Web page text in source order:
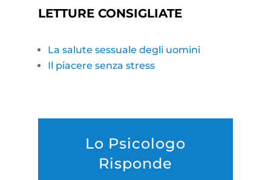
LETTURE CONSIGLIATE
La salute sessuale degli uomini
Il piacere senza stress
Lo Psicologo
Risponde